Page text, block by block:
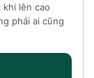
lên cao
phải ai cũng